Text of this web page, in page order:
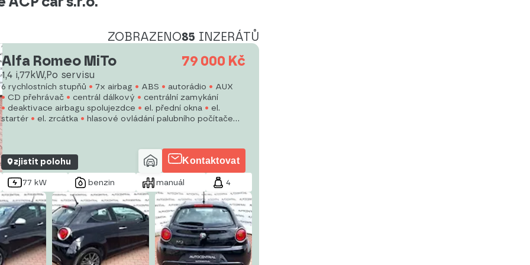
ZOBRAZENO85 INZERÁTŮ
Alfa Romeo MiTo
1,4 i,77kW,Po servisu
79 000 Kč
6 rychlostních stupňů 7x airbag ABS autorádio
AUX
CD přehrávač
centrál dálkový
centrální zamykání
deaktivace airbagu spolujezdce
el. přední okna
el.
startér
el. zrcátka
hlasové ovládání palubního počítače
zjistit polohu Kontaktovat
77 kW benzin manuál 4